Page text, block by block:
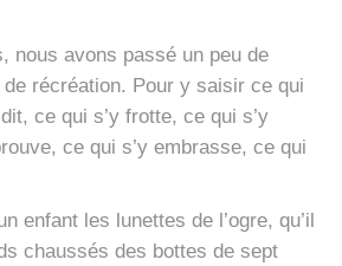
nous avons pas­sé un peu de
récréa­tion. Pour y sai­sir ce qui
ce qui s’y frotte, ce qui s’y
ce qui s’y embrasse, ce qui
enfant les lunettes de l’ogre, qu’il
chaus­sés des bottes de sept